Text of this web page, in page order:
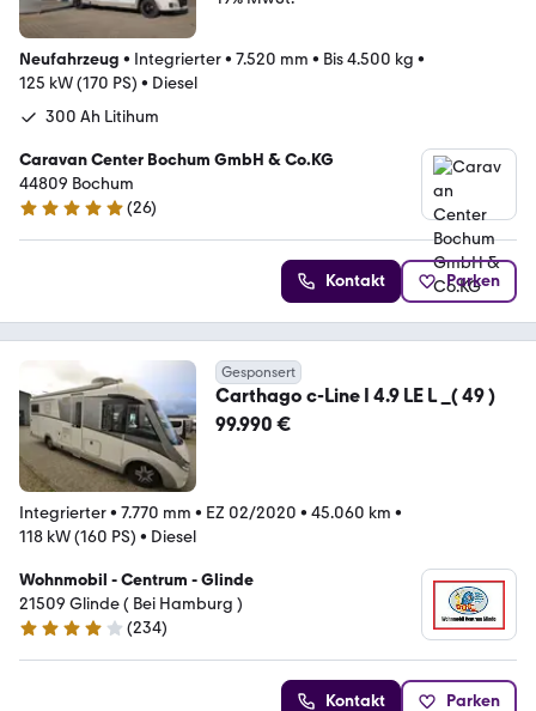
Neufahrzeug • Integrierter• 7.520 mm • Bis 4.500 kg •
125 kW (170 PS) • Diesel
300 Ah Litihum
Caravan Center Bochum GmbH & Co.KG
44809 Bochum
4.8 Sterne
(26)
Kontakt Parken
Gesponsert
Carthago c-Line I 4.9 LE L _( 49 )
99.990 €
Integrierter• 7.770 mm • EZ 02/2020 • 45.060 km •
118 kW (160 PS) • Diesel
Wohnmobil - Centrum - Glinde
21509 Glinde ( Bei Hamburg )
4.1 Sterne
(234)
Kontakt Parken